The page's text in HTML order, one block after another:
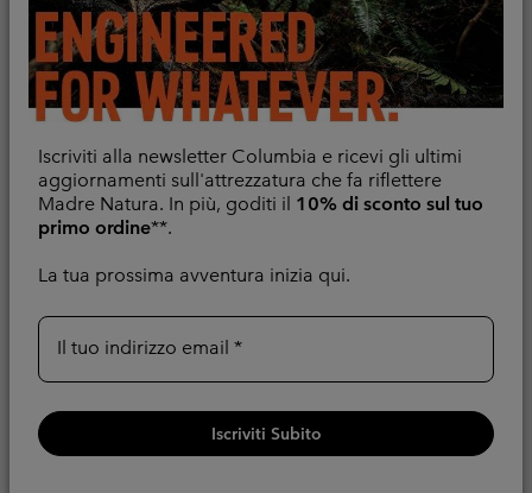
Iscriviti alla newsletter Columbia e ricevi gli ultimi
aggiornamenti sull'attrezzatura che fa riflettere
Madre Natura. In più, goditi il 10% di sconto sul tuo
primo ordine**.
La tua prossima avventura inizia qui.
Il tuo indirizzo email
Iscriviti Subito
Pantaloni da hiking
convertibili Silver Ridge
Utility™ da donna
Scarpe da hiking
Peakfreak™ II Outdry™
da donna
Minimum sale price:
130,00 €